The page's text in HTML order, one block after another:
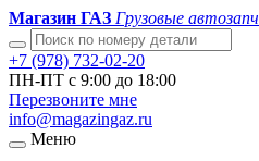
Магазин ГАЗ Грузовые
+7 (978) 732-02-20
ПН-ПТ с 9:00 до 18:00
Перезвоните мне
info@magazingaz.ru
Меню